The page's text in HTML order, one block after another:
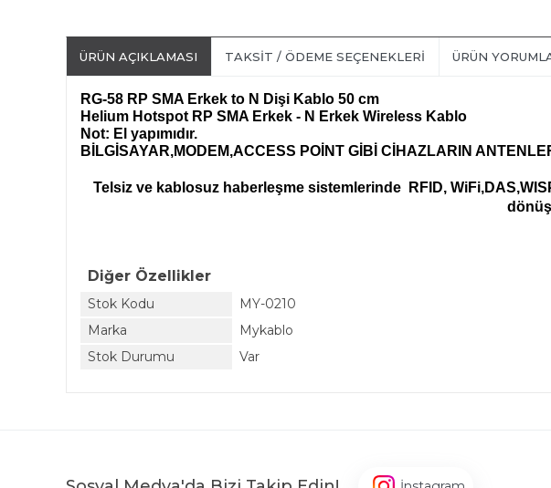
ÜRÜN AÇIKLAMASI TAKSIT / ÖDEME SEÇENEKLERI ÜRÜN
RG-58 RP SMA Erkek to N Dişi Kablo 50 cm
Helium Hotspot RP SMA Erkek - N Erkek Wireless Kablo
Not: El yapımıdır.
BİLGİSAYAR,MODEM,ACCESS POİNT GİBİ CİHAZLARIN
Telsiz ve kablosuz haberleşme sistemlerinde RFID,
Diğer Özellikler
Stok Kodu
MY-0210
Marka
Mykablo
Stok Durumu
Var